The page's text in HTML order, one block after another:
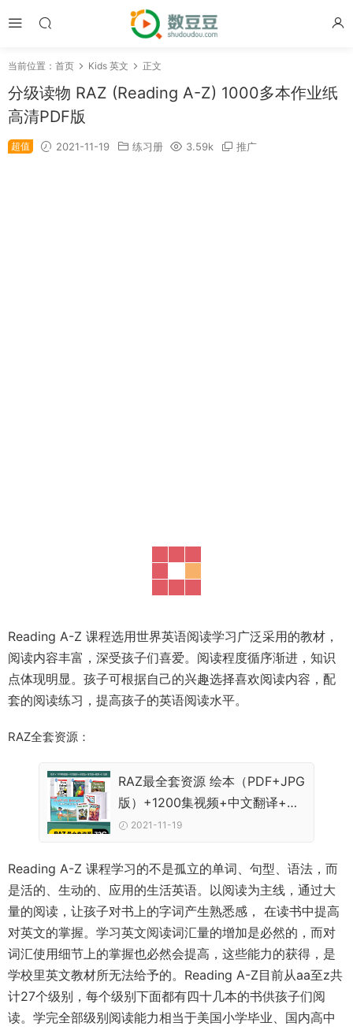
当前位置： 首页 Kids 英文 正文
分级读物 RAZ (Reading A-Z) 1000多本作业纸
高清PDF版
超值 2021-11-19 练习册 3.59k 推广
Reading A-Z 课程选用世界英语阅读学习广泛采用的教材，
阅读内容丰富，深受孩子们喜爱。阅读程度循序渐进，知识
点体现明显。孩子可根据自己的兴趣选择喜欢阅读内容，配
套的阅读练习，提高孩子的英语阅读水平。
RAZ全套资源：
RAZ最全套资源 绘本（PDF+JPG
版）+1200集视频+中文翻译+点
读包+练习册+教案+计划表
2021-11-19
Reading A-Z 课程学习的不是孤立的单词、句型、语法，而
是活的、生动的、应用的生活英语。以阅读为主线，通过大
量的阅读，让孩子对书上的字词产生熟悉感， 在读书中提高
对英文的掌握。学习英文阅读词汇量的增加是必然的，而对
词汇使用细节上的掌握也必然会提高，这些能力的获得，是
学校里英文教材所无法给予的。Reading A-Z目前从aa至z共
计27个级别，每个级别下面都有四十几本的书供孩子们阅
读。学完全部级别阅读能力相当于美国小学毕业、国内高中